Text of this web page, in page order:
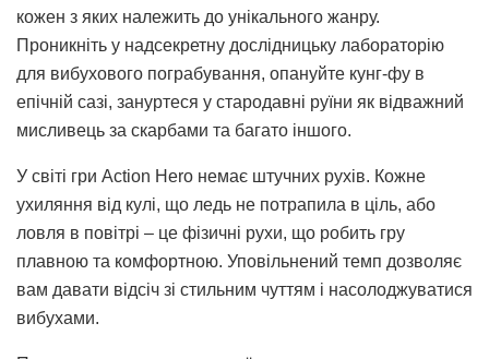
кожен з яких належить до унікального жанру.
Проникніть у надсекретну дослідницьку лабораторію
для вибухового пограбування, опануйте кунг-фу в
епічній сазі, зануртеся у стародавні руїни як відважний
мисливець за скарбами та багато іншого.
У світі гри Action Hero немає штучних рухів. Кожне
ухиляння від кулі, що ледь не потрапила в ціль, або
ловля в повітрі – це фізичні рухи, що робить гру
плавною та комфортною. Уповільнений темп дозволяє
вам давати відсіч зі стильним чуттям і насолоджуватися
вибухами.